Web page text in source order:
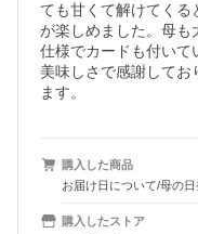
ても甘くて解けてく
が楽しめました。母も
仕様でカードも付いて
美味しさで感謝して
ます。
購入した商品
お届け日について/母の日
購入したストア